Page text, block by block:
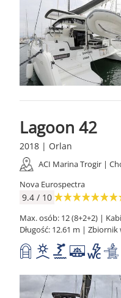
Lagoon 42
2018 | Orlan
ACI Marina Trogir |
Nova Eurospectra
9.4 / 10
Max. osób: 12 (8+2+2) |
Długość: 12.61 m | Zbiornik